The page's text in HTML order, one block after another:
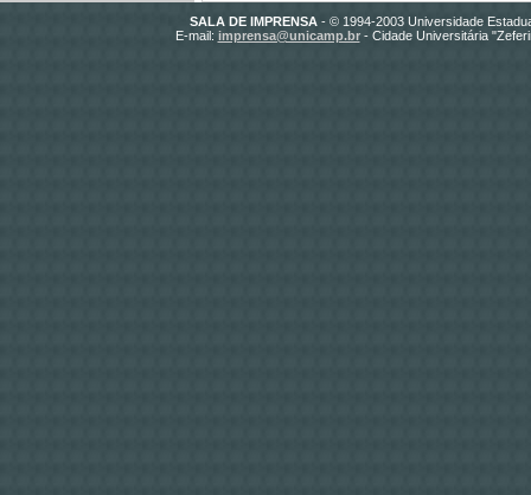
SALA DE IMPRENSA- © 1994-2003 Universidade
E-mail: imprensa@unicamp.br- Cidade Universitária